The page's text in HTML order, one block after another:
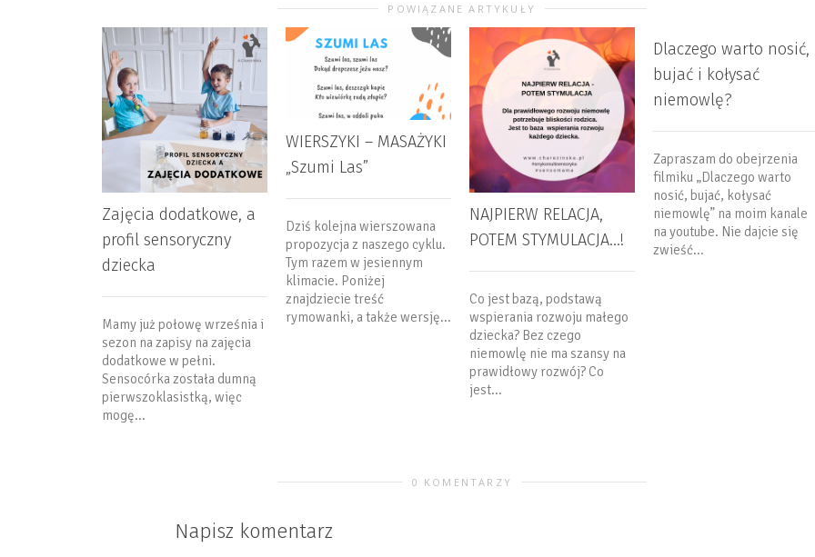
POWIĄZANE ARTYKUŁY
Zajęcia dodatkowe, a
profil sensoryczny
dziecka
Mamy już połowę września i
sezon na zapisy na zajęcia
dodatkowe w pełni.
Sensocórka została dumną
pierwszoklasistką, więc
mogę...
WIERSZYKI – MASAŻYKI
„Szumi Las”
Dziś kolejna wierszowana
propozycja z naszego cyklu.
Tym razem w jesiennym
klimacie. Poniżej
znajdziecie treść
rymowanki, a także wersję...
NAJPIERW RELACJA,
POTEM STYMULACJA…!
Co jest bazą, podstawą
wspierania rozwoju małego
dziecka? Bez czego
niemowlę nie ma szansy na
prawidłowy rozwój? Co
jest...
Dlaczego warto nosić,
bujać i kołysać
niemowlę?
Zapraszam do obejrzenia
filmiku „Dlaczego warto
nosić, bujać, kołysać
niemowlę” na moim kanale
na youtube. Nie dajcie się
zwieść...
0 KOMENTARZY
Napisz komentarz